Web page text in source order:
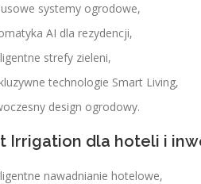
systemy ogrodowe,
AI dla rezydencji,
strefy zieleni,
technologie Smart Living,
design ogrodowy.
Irrigation dla hoteli i
nawadnianie hotelowe,